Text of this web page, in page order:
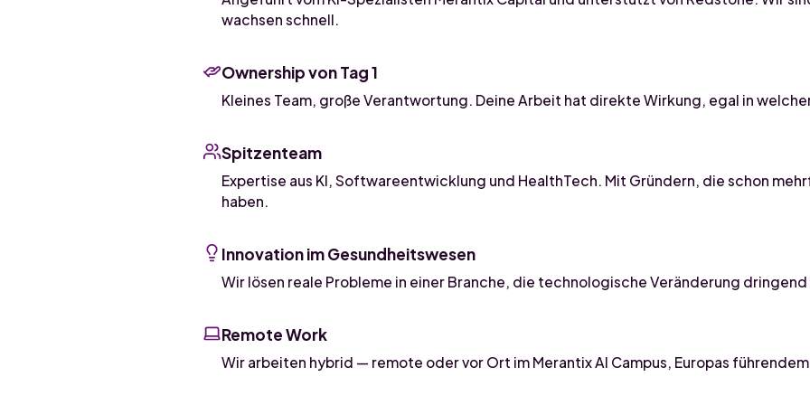
wachsen schnell.
Ownership von Tag 1
Kleines Team, große Verantwortung. Deine Arbeit hat direkte Wirkung, egal in
Spitzenteam
Expertise aus KI, Softwareentwicklung und HealthTech. Mit Gründern, die schon
haben.
Innovation im Gesundheitswesen
Wir lösen reale Probleme in einer Branche, die technologische Veränderung
Remote Work
Wir arbeiten hybrid — remote oder vor Ort im Merantix AI Campus, Europas